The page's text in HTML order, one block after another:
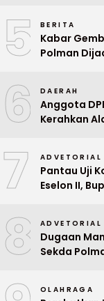
Pelaku
5 BERITA
Kabar
Polman
6 DAERAH
Anggota
Kerahkan
7 ADVETORIAL
Pantau Uji
Eselon II,
8 ADVETORIAL
Dugaan
Sekda
Ditunda
OLAHRAGA